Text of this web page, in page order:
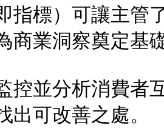
指標）可讓主管
商業洞察奠定基
控並分析消費者
出可改善之處。